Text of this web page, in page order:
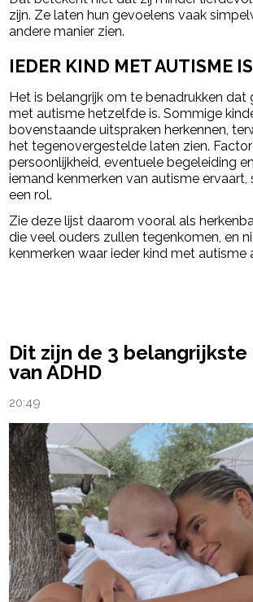
zijn. Ze laten hun gevoelens vaak
andere manier zien.
IEDER KIND MET AUTISME
Het is belangrijk om te benadrukken dat
met autisme hetzelfde is. Sommige
bovenstaande uitspraken herkennen,
het tegenovergestelde laten zien.
persoonlijkheid, eventuele begeleiding
iemand kenmerken van autisme ervaart,
een rol.
Zie deze lijst daarom vooral als
die veel ouders zullen tegenkomen, en
kenmerken waar ieder kind met autisme
Dit zijn de 3 belangrijkste
van ADHD
20:49